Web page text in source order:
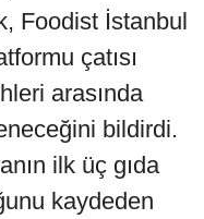
Foodist İstanbul
çatısı
arasında
bildirdi.
ilk üç gıda
kaydeden